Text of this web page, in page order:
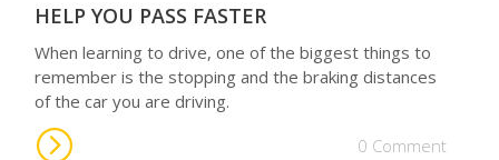
HELP YOU PASS FASTER
When learning to drive, one of the biggest things to
remember is the stopping and the braking distances
of the car you are driving.
0 Comment